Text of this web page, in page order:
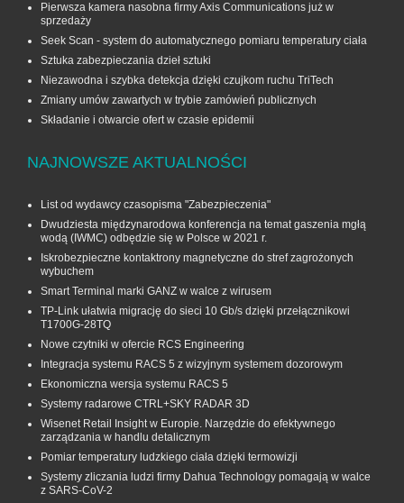
Pierwsza kamera nasobna firmy Axis Communications już w
sprzedaży
Seek Scan - system do automatycznego pomiaru temperatury ciała
Sztuka zabezpieczania dzieł sztuki
Niezawodna i szybka detekcja dzięki czujkom ruchu TriTech
Zmiany umów zawartych w trybie zamówień publicznych
Składanie i otwarcie ofert w czasie epidemii
NAJNOWSZE AKTUALNOŚCI
List od wydawcy czasopisma "Zabezpieczenia"
Dwudziesta międzynarodowa konferencja na temat gaszenia mgłą
wodą (IWMC) odbędzie się w Polsce w 2021 r.
Iskrobezpieczne kontaktrony magnetyczne do stref zagrożonych
wybuchem
Smart Terminal marki GANZ w walce z wirusem
TP-Link ułatwia migrację do sieci 10 Gb/s dzięki przełącznikowi
T1700G‑28TQ
Nowe czytniki w ofercie RCS Engineering
Integracja systemu RACS 5 z wizyjnym systemem dozorowym
Ekonomiczna wersja systemu RACS 5
Systemy radarowe CTRL+SKY RADAR 3D
Wisenet Retail Insight w Europie. Narzędzie do efektywnego
zarządzania w handlu detalicznym
Pomiar temperatury ludzkiego ciała dzięki termowizji
Systemy zliczania ludzi firmy Dahua Technology pomagają w walce
z SARS-CoV-2